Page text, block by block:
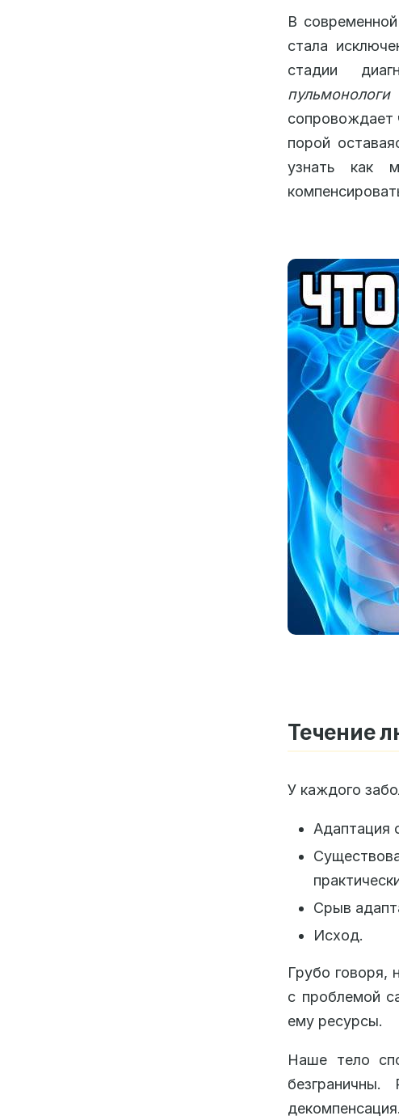
В
стала
стадии
пульмонологи
сопровождает
порой
узнать как
Течение
У каждого
Адаптация
Срыв
Исход.
Грубо говоря,
с проблемой
ему ресурсы.
Наше тело